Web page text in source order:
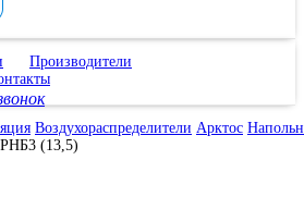
Производители
Воздухораспределители Арктос
РНБ3 (13,5)